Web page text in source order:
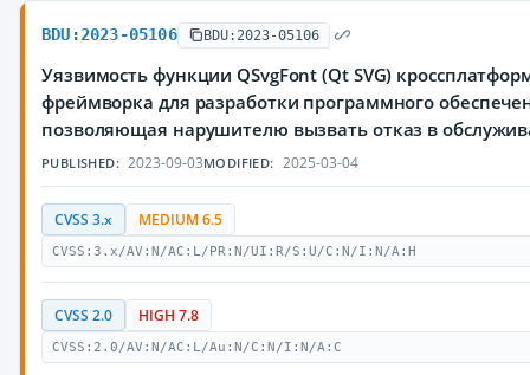
BDU:2023-05106 BDU:2023-05106
Уязвимость функции QSvgFont (Qt SVG)
фреймворка для разработки программного
позволяющая нарушителю вызвать отказ в
PUBLISHED: 2023-09-03MODIFIED: 2025-03-04
CVSS 3.x MEDIUM 6.5
CVSS:3.x/AV:N/AC:L/PR:N/UI:R/S:U/C:N/I:N/A:H
CVSS 2.0 HIGH 7.8
CVSS:2.0/AV:N/AC:L/Au:N/C:N/I:N/A:C